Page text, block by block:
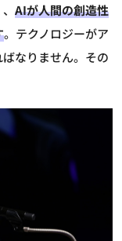
AIが人間の創造性
。テクノロジーがア
なりません。その